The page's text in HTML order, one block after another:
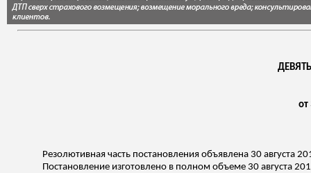
от
Резолютивная часть постановления объявлена 30 августа
Постановление изготовлено в полном объеме 30 августа